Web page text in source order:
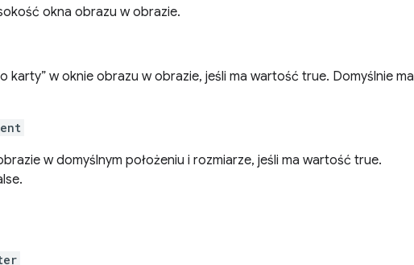
okna obrazu w obrazie.
karty” w oknie obrazu w obrazie, jeśli ma wartość true. Domyślnie ma
w domyślnym położeniu i rozmiarze, jeśli ma wartość true.